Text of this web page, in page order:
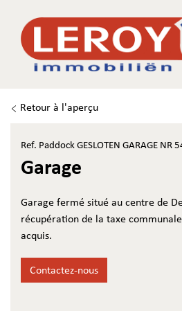
Retour à l'aperçu
Ref. Paddock GESLOTEN GARAGE
Garage
Garage fermé situé au centre de
récupération de la taxe
acquis.
Contactez-nous